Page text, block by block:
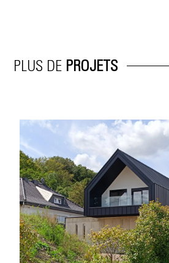
PLUS DE PROJETS